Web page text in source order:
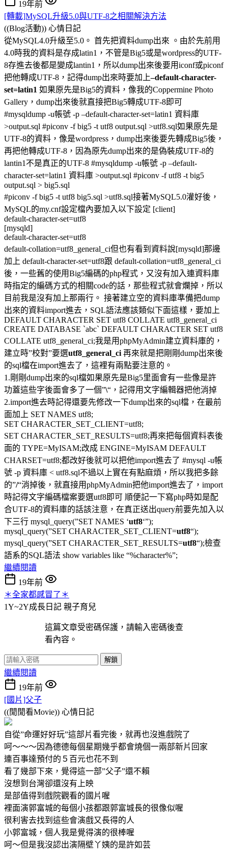
19年前
[轉載]MySQL升級5.0與UTF-8之相關解決方法
((Blog活動)) 心情日記
從MySQL4.0升級至5.0。 首先把資料dump出來 。由於先前用
4.0時我的資料是存成latin1，不管是Big5或是wordpress的UTF-
8存進去後都是變成lantin1，所以dump出來後要用iconf或piconf
把他轉成UTF-8，記得dump出來時要加上–default-character-
set=latin1 如果原先是Big5的資料，像我的Coppermine Photo
Gallery，dump出來後就直接把Big5轉成UTF-8即可
#mysqldump -u帳號 -p –default-character-set=latin1 資料庫
>output.sql #piconv -f big5 -t utf8 output.sql >utf8.sql如果原先是
UTF-8的資料，像是wordpress，dump出來後要先轉成Big5後，
再把他轉成UTF-8，因為原先dump出來的是偽裝成UTF-8的
lantin1不是真正的UTF-8 #mysqldump -u帳號 -p –default-
character-set=latin1 資料庫 >output.sql #piconv -f utf8 -t big5
output.sql > big5.sql
#piconv -f big5 -t utf8 big5.sql >utf8.sql接著MySQL5.0灌好後，
MySQL的my.cnf設定檔內要加入以下設定 [client]
default-character-set=utf8
[mysqld]
default-character-set=utf8
default-collation=utf8_general_ci但也有看到資料說[mysqld]那邊
加上 default-character-set=utf8跟 default-collation=utf8_general_ci
後，一些舊的使用Big5編碼的php程式，又沒有加入連資料庫
時指定的編碼方式的相關code的話，那些程式就會爛掉，所以
目前我是沒有加上那兩行。 接著建立空的資料庫準備把dump
出來的資料import進去，SQL語法應該類似下面這樣，要加上
DEFAULT CHARACTER SET utf8 COLLATE utf8_general_ci
CREATE DATABASE `abc` DEFAULT CHARACTER SET utf8
COLLATE utf8_general_ci;我是用phpMyAdmin建立資料庫的，
建立時”校對”要選utf8_general_ci 再來就是把剛剛dump出來後
的sql檔在import進去了，這裡有兩點要注意的。
1.剛剛dump出來的sql檔如果原先是Big5里面會有一些像是許
功蓋這些字後面會多了一個”\“，記得用文字編輯器把他消掉
2.import進去時記得還要先修改一下dump出來的sql檔，在最前
面加上 SET NAMES utf8;
SET CHARACTER_SET_CLIENT=utf8;
SET CHARACTER_SET_RESULTS=utf8;再來把每個資料表後
面的 TYPE=MyISAM;改成 ENGINE=MyISAM DEFAULT
CHARSET=utf8;都改好後就可以把他import進去了 #mysql -u帳
號 -p 資料庫 < utf8.sql不過以上實在有點麻煩，所以我把多餘
的”/“消掉後，就直接用phpMyAdmin把他import進去了，import
時記得文字編碼檔案要選utf8即可 順便記一下寫php時如是配
合UTF-8的資料庫的話該注意，在真正送出query前要先加入以
下三行 mysql_query(”SET NAMES ‘utf8‘”);
mysql_query(”SET CHARACTER_SET_CLIENT=utf8“);
mysql_query(”SET CHARACTER_SET_RESULTS=utf8“);檢查
語系的SQL語法 show variables like “%character%”;
繼續閱讀
19年前
＊全家都感冒了＊
1Y~2Y成長日記 親子育兒
這篇文章受密碼保護，請輸入密碼後查
看內容。
解鎖
繼續閱讀
19年前
[國片]父子
((閒閒看Movie)) 心情日記
自從”命運好好玩”這部片看完後，就再也沒進戲院了
呵～～～因為德德每個星期幾乎都會燒個一兩部新片回家
連百事達預付的５百元也花不到
看了幾部下來，覺得這一部”父子”還不賴
沒想到台灣卻還沒有上映
是部值得到戲院觀看的國片喔
裡面演郭富城的每個小孩都跟郭富城長的很像似喔
很利害去找到這些會演戲又長得的人
小郭富城，個人我是覺得演的很棒喔
呵～但是我沒認出演隔壁丫姨的是許如芸